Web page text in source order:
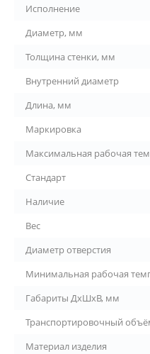
Исполнение
Диаметр, мм
Толщина стенки, мм
Внутренний диаметр
Длина, мм
Маркировка
Максимальная рабочая
Стандарт
Наличие
Вес
Диаметр отверстия
Минимальная рабочая
Габариты ДхШхВ, мм
Транспортировочный
Материал изделия